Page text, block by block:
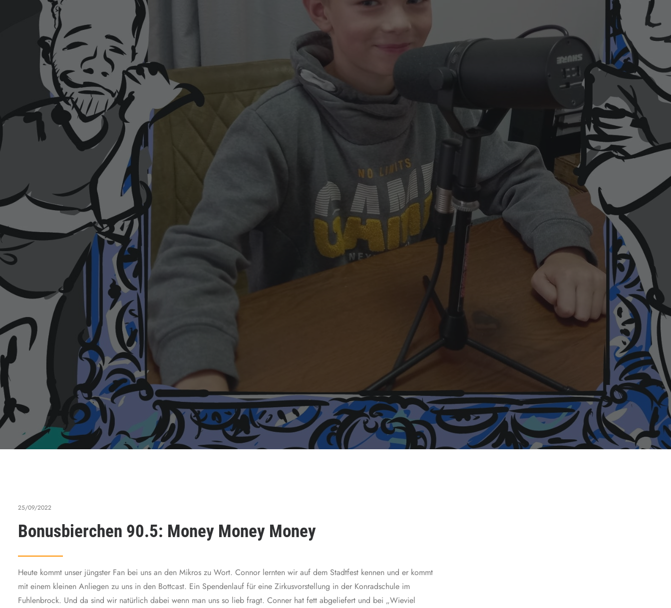
25/09/2022
Bonusbierchen 90.5: Money Money Money
Heute kommt unser jüngster Fan bei uns an den Mikros zu Wort. Connor lernten wir auf dem Stadtfest kennen und er kommt
mit einem kleinen Anliegen zu uns in den Bottcast. Ein Spendenlauf für eine Zirkusvorstellung in der Konradschule im
Fuhlenbrock. Und da sind wir natürlich dabei wenn man uns so lieb fragt. Conner hat fett abgeliefert und bei „Wieviel